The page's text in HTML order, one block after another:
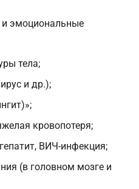
и эмоциональные
тела;
и др.);
кровопотеря;
ВИЧ-инфекция;
(в головном мозге и